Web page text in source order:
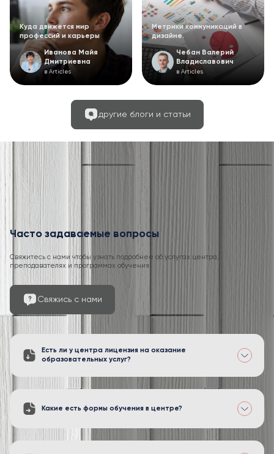
Куда движется мир
профессий и карьеры
Иванова Майя
Дмитриевна
в Articles
Метрики коммуникаций в
дизайне.
Чебан Валерий
Владиславович
в Articles
другие блоги и статьи
Часто задаваемые вопросы
Свяжитесь с нами чтобы узнать подробнее об услугах центра,
преподавателях и программах обучения
Свяжись с нами
Есть ли у центра лицензия на оказание
образовательных услуг?
Какие есть формы обучения в центре?